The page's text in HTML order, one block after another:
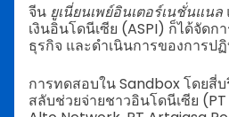
จีน ยูเนี่ยนเพย์อินเตอร์เนชั่นแนล
เงินอินโดนีเซีย (ASPI) ก็ได้จัดก
ธุรกิจ และดำเนินการของการป
การทดสอบใน Sandbox โดยสี่
สลับช่วยจ่ายชาวอินโดนีเซีย